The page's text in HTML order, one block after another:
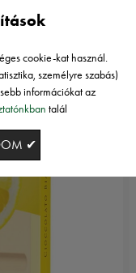
cookie-kat használ.
személyre szabás)
információkat az
talál
✔